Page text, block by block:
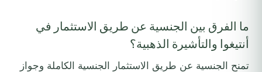
ما الفرق بين الجنسية عن طريق الاستثمار في
أنتيغوا والتأشيرة الذهبية؟
تمنح الجنسية عن طريق الاستثمار الجنسية الكاملة وجواز